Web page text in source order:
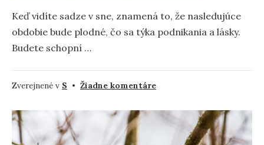
Keď vidíte sadze v sne, znamená to, že nasledujúce
obdobie bude plodné, čo sa týka podnikania a lásky.
Budete schopní …
Zverejnené v S • Žiadne komentárena
–
význam